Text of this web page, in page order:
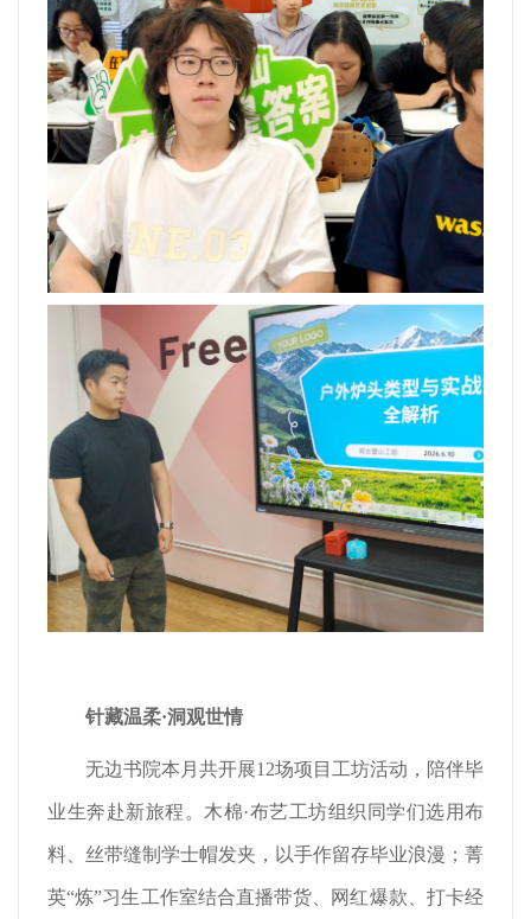
针藏温柔·洞观世情
无边书院本月共开展12场项目工坊活动，陪伴毕
业生奔赴新旅程。木棉·布艺工坊组织同学们选用布
料、丝带缝制学士帽发夹，以手作留存毕业浪漫；菁
英“炼”习生工作室结合直播带货、网红爆款、打卡经